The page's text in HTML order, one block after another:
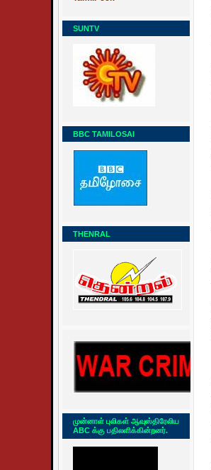
SUNTV
BBC TAMILOSAI
THENRAL
முன்னாள் புலிகள் ஆவுஸ்திரேலிய
ABC க்கு பதிலளிக்கின்றனர்.